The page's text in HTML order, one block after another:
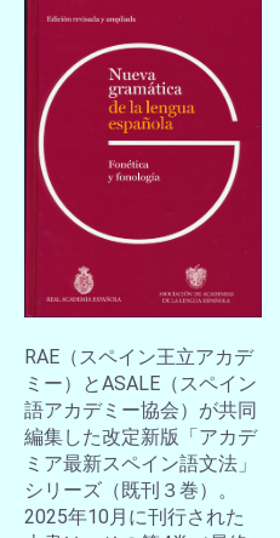
RAE（スペイン王立アカデ
ミー）とASALE（スペイン
語アカデミー協会）が共同
編集した改定新版「アカデ
ミア最新スペイン語文法」
シリーズ（既刊３巻）。
2025年10月に刊行された